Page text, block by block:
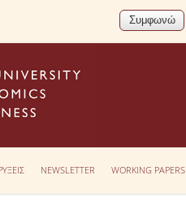
NEWSLETTER WORKING PAPERS